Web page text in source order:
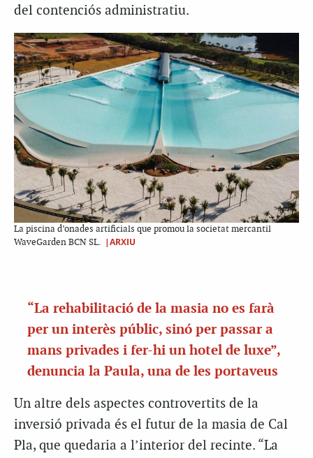
del contenciós administratiu.
La piscina d’onades artificials que promou la societat mercantil
WaveGarden BCN SL. |ARXIU
“La rehabilitació de la masia no es farà
per un interès públic, sinó per passar a
mans privades i fer-hi un hotel de luxe”,
denuncia la Paula, una de les portaveus
Un altre dels aspectes controvertits de la
inversió privada és el futur de la masia de Cal
Pla, que quedaria a l’interior del recinte. “La